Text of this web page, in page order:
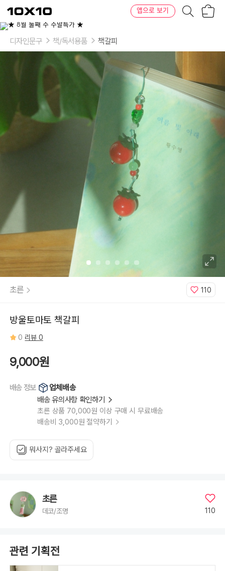
텐
바
텐
앱으로 보기
디자인문구 책/독서용품 책갈피
초른 110
방울토마토 책갈피
0 리뷰 0
9,000원
배송 정보
업체배송
배송 유의사항 확인하기
초른 상품 70,000원 이상 구매 시 무료배송
배송비 3,000원 절약하기
뭐사지? 골라주세요
초른
데코/조명 110
관련 기획전